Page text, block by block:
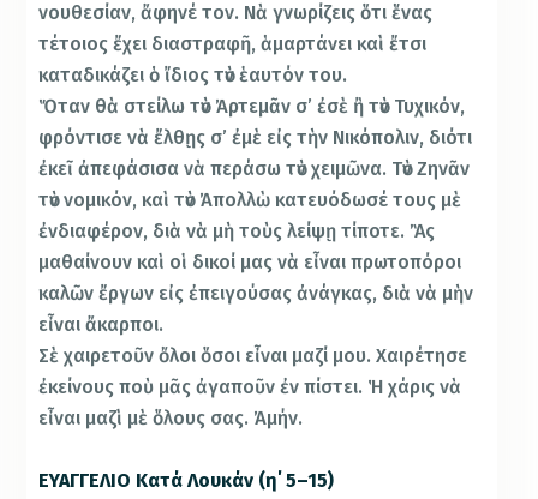
νουθεσίαν, ἄφηνέ τον. Νὰ γνωρίζεις ὅτι ἕνας
τέτοιος ἔχει διαστραφῆ, ἁμαρτάνει καὶ ἔτσι
καταδικάζει ὁ ἴδιος τὸν ἑαυτόν του.
Ὅταν θὰ στείλω τὸν Ἀρτεμᾶν σ’ ἐσὲ ἢ τὸν Τυχικόν,
φρόντισε νὰ ἔλθῃς σ’ ἐμὲ εἰς τὴν Νικόπολιν, διότι
ἐκεῖ ἀπεφάσισα νὰ περάσω τὸν χειμῶνα. Τὸν Ζηνᾶν
τὸν νομικόν, καὶ τὸν Ἀπολλὼ κατευόδωσέ τους μὲ
ἐνδιαφέρον, διὰ νὰ μὴ τοὺς λείψῃ τίποτε. Ἂς
μαθαίνουν καὶ οἱ δικοί μας νὰ εἶναι πρωτοπόροι
καλῶν ἔργων εἰς ἐπειγούσας ἀνάγκας, διὰ νὰ μὴν
εἶναι ἄκαρποι.
Σὲ χαιρετοῦν ὄλοι ὅσοι εἶναι μαζί μου. Χαιρέτησε
ἐκείνους ποὺ μᾶς ἀγαποῦν ἐν πίστει. Ἡ χάρις νὰ
εἶναι μαζὶ μὲ ὅλους σας. Ἀμήν.
ΕΥΑΓΓΕΛΙΟ Κατά Λουκάν (η΄ 5–15)